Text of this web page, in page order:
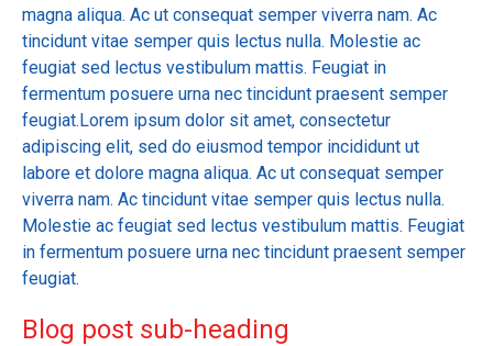
magna aliqua. Ac ut consequat semper viverra nam. Ac
tincidunt vitae semper quis lectus nulla. Molestie ac
feugiat sed lectus vestibulum mattis. Feugiat in
fermentum posuere urna nec tincidunt praesent semper
feugiat.Lorem ipsum dolor sit amet, consectetur
adipiscing elit, sed do eiusmod tempor incididunt ut
labore et dolore magna aliqua. Ac ut consequat semper
viverra nam. Ac tincidunt vitae semper quis lectus nulla.
Molestie ac feugiat sed lectus vestibulum mattis. Feugiat
in fermentum posuere urna nec tincidunt praesent semper
feugiat.
Blog post sub-heading